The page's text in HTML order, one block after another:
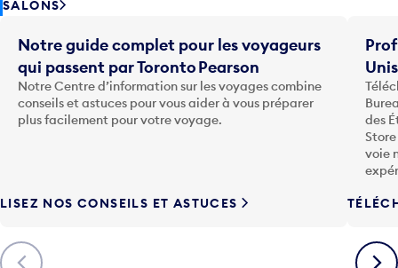
qui passent par Toronto Pearson
Notre Centre d’information sur les voyages combine
conseils et astuces pour vous aider à vous préparer
plus facilement pour votre voyage.
des
voie